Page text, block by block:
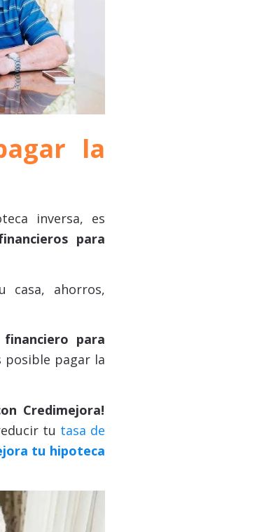
la
inversa, es
para
ahorros,
para
posible pagar la
Credimejora!
tu tasa de
tu hipoteca